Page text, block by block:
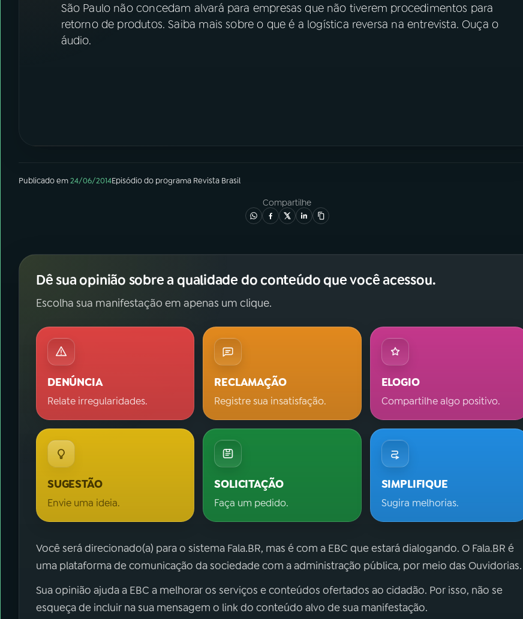
ACOMPANHE A RÁDIO NACIONAL
São Paulo não concedam alvará para empresas que não tiverem procedimentos para
retorno de produtos. Saiba mais sobre o que é a logística reversa na entrevista. Ouça o
áudio.
Publicado em24/06/2014Episódiodo programa Revista Brasil
Compartilhe
Dê sua opinião sobre a qualidade do conteúdo que você acessou.
Escolha sua manifestação em apenas um clique.
DENÚNCIA
Relate irregularidades.
RECLAMAÇÃO
Registre sua insatisfação.
ELOGIO
Compartilhe algo positivo.
SUGESTÃO
Envie uma ideia.
SOLICITAÇÃO
Faça um pedido.
SIMPLIFIQUE
Sugira melhorias.
Você será direcionado(a) para o sistema Fala.BR, mas é com a EBC que estará dialogando. O Fala.BR é
uma plataforma de comunicação da sociedade com a administração pública, por meio das Ouvidorias.
Sua opinião ajuda a EBC a melhorar os serviços e conteúdos ofertados ao cidadão. Por isso, não se
esqueça de incluir na sua mensagem o link do conteúdo alvo de sua manifestação.